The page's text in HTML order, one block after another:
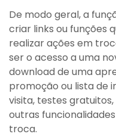
De modo geral, a
criar links ou funções
realizar ações em
ser o acesso a uma
download de uma
promoção ou lista de
visita, testes
outras
troca.